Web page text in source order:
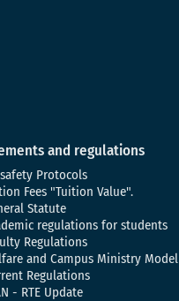
and regulations
Protocols
Fees "Tuition Value".
Statute
regulations for students
Regulations
and Campus Ministry Model
Regulations
- RTE Update